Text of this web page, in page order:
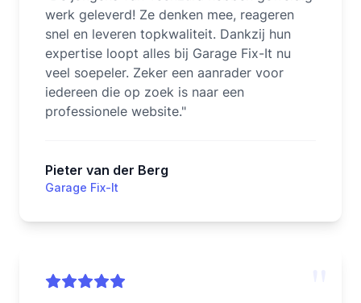
werk geleverd! Ze denken mee, reageren
snel en leveren topkwaliteit. Dankzij hun
expertise loopt alles bij Garage Fix-It nu
veel soepeler. Zeker een aanrader voor
iedereen die op zoek is naar een
professionele website."
Pieter van der Berg
Garage Fix-It